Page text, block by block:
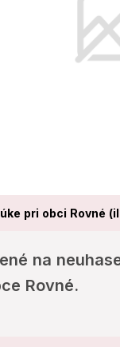
pri obci Rovné
na
Rovné.
na
obce Rovné.